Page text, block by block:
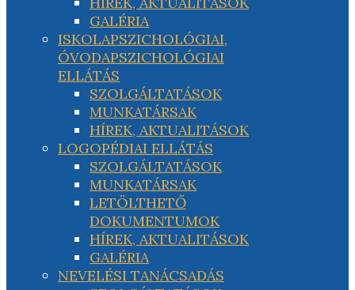
GALÉRIA
ISKOLAPSZICHOLÓGIAI,
ÓVODAPSZICHOLÓGIAI
ELLÁTÁS
SZOLGÁLTATÁSOK
MUNKATÁRSAK
HÍREK, AKTUALITÁSOK
LOGOPÉDIAI ELLÁTÁS
SZOLGÁLTATÁSOK
MUNKATÁRSAK
LETÖLTHETŐ
DOKUMENTUMOK
HÍREK, AKTUALITÁSOK
GALÉRIA
NEVELÉSI TANÁCSADÁS